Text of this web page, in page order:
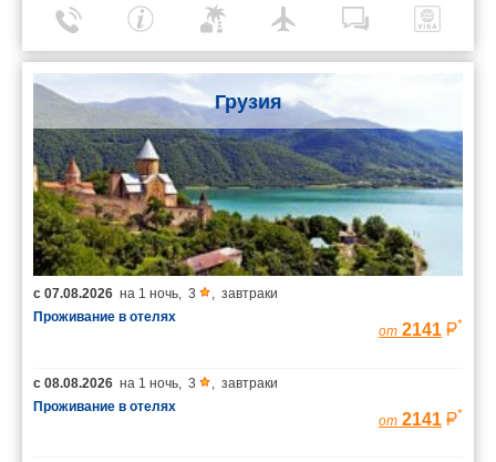
Грузия
с 07.08.2026 на 1 ночь, 3 , завтраки
Проживание в отелях
от 2141 *
с 08.08.2026 на 1 ночь, 3 , завтраки
Проживание в отелях
от 2141 *